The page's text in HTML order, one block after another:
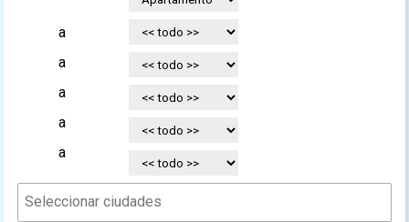
a
a
a
a
a